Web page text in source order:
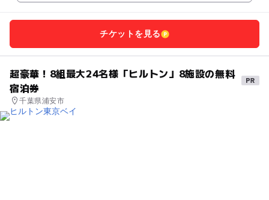
チケットを見る
超豪華！8組最大24名様「ヒルトン」8施設の無料
宿泊券
千葉県浦安市